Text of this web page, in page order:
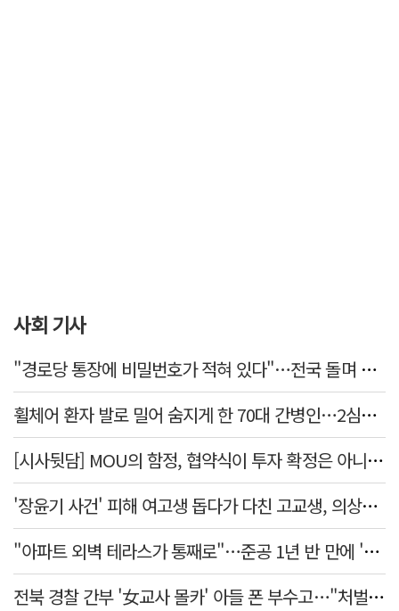
사회 기사
"경로당 통장에 비밀번호가 적혀 있다"…전국 돌며 경로당 13곳 턴 30대 구속
휠체어 환자 발로 밀어 숨지게 한 70대 간병인…2심도 집행유예
[시사뒷담] MOU의 함정, 협약식이 투자 확정은 아니긴 해
'장윤기 사건' 피해 여고생 돕다가 다친 고교생, 의상자 인정
"아파트 외벽 테라스가 통째로"…준공 1년 반 만에 '아찔 사고'
전북 경찰 간부 '女교사 몰카' 아들 폰 부수고…"처벌 못하는 사안" 내부망에 글